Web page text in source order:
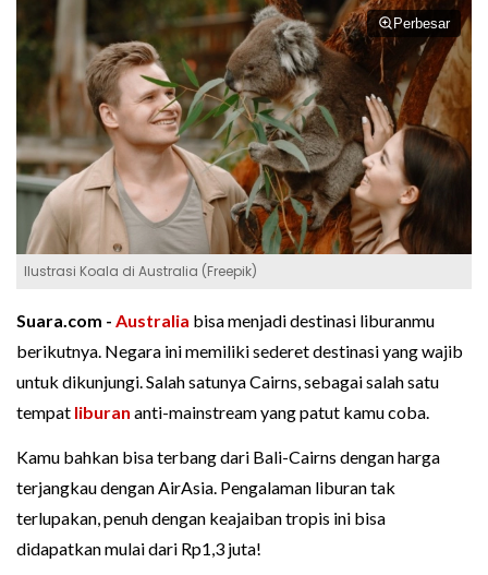
Perbesar
Ilustrasi Koala di Australia (Freepik)
Suara.com - Australia bisa menjadi destinasi liburanmu
berikutnya. Negara ini memiliki sederet destinasi yang wajib
untuk dikunjungi. Salah satunya Cairns, sebagai salah satu
tempat liburan anti-mainstream yang patut kamu coba.
Kamu bahkan bisa terbang dari Bali-Cairns dengan harga
terjangkau dengan AirAsia. Pengalaman liburan tak
terlupakan, penuh dengan keajaiban tropis ini bisa
didapatkan mulai dari Rp1,3 juta!